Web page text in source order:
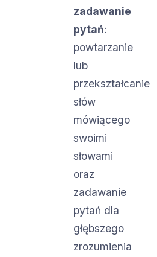
zadawanie
pytań:
powtarzanie
lub
przekształcanie
słów
mówiącego
swoimi
słowami
oraz
zadawanie
pytań dla
głębszego
zrozumienia